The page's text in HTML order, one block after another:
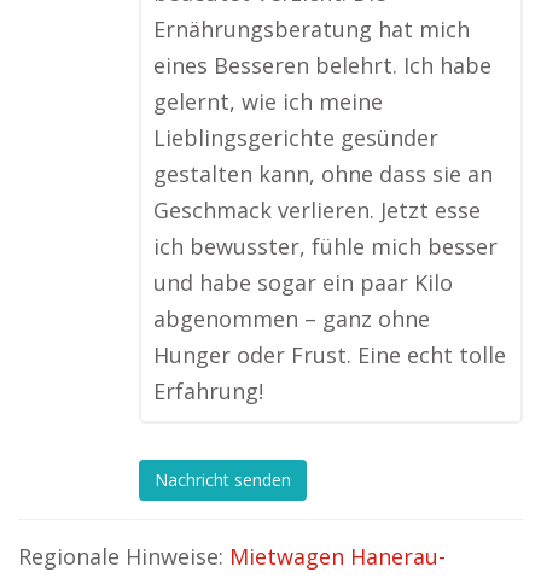
Ernährungsberatung hat mich
eines Besseren belehrt. Ich habe
gelernt, wie ich meine
Lieblingsgerichte gesünder
gestalten kann, ohne dass sie an
Geschmack verlieren. Jetzt esse
ich bewusster, fühle mich besser
und habe sogar ein paar Kilo
abgenommen – ganz ohne
Hunger oder Frust. Eine echt tolle
Erfahrung!
Nachricht senden
Regionale Hinweise: Mietwagen Hanerau-